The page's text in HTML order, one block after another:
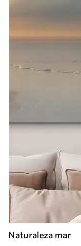
Naturaleza mar